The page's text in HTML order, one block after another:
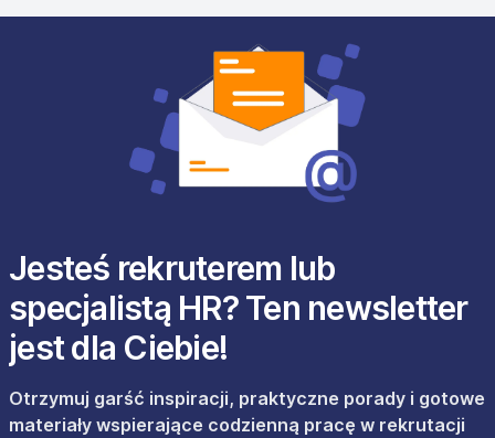
Jesteś rekruterem lub
specjalistą HR? Ten newsletter
jest dla Ciebie!
Otrzymuj garść inspiracji, praktyczne porady i gotowe
materiały wspierające codzienną pracę w rekrutacji